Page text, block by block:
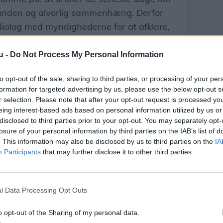
- Do Not Process My Personal Information
opt-out of the sale, sharing to third parties, or processing of your
for targeted advertising by us, please use the below opt-out
selection. Please note that after your opt-out request is processed
interest-based ads based on personal information utilized by us
to third parties prior to your opt-out. You may separately
of your personal information by third parties on the IAB’s list of
This information may also be disclosed by us to third parties on the
Participants that may further disclose it to other third parties.
Data Processing Opt Outs
opt-out of the Sharing of my personal data.
og alvorlig sammenhæng. Derfor
med myndighederne for at afklare,
til ændringer hos Fårup
og vi glæder os over at kunne afslutte
siger Niels Jørgen Jensen.
aften fra den 10.-18. oktober. Fårup
for aflysning, såfremt
droneforbud udvides til at omfatte